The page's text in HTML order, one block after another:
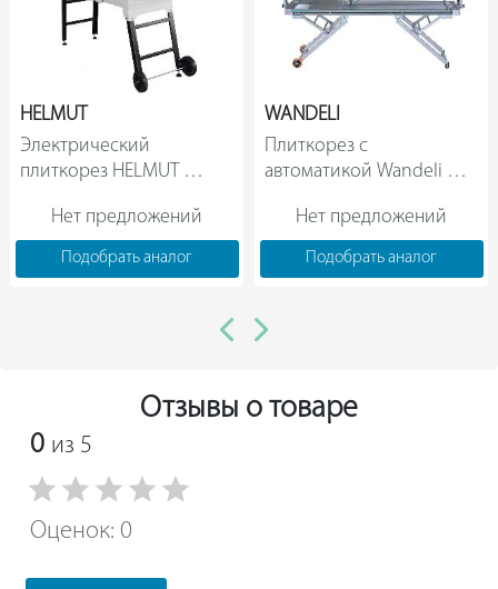
Водопадная система фильтрации воды
Ограничители длины реза
Регулируемый гониометрический упор
HELMUT
Электрический
плиткорез HELMUT
Нет предложений
Подобрать аналог
WANDELI
Плиткорез с
автоматикой Wandeli
Нет предложений
Подобрать аналог
Отзывы о товаре
0 из 5
Оценок: 0